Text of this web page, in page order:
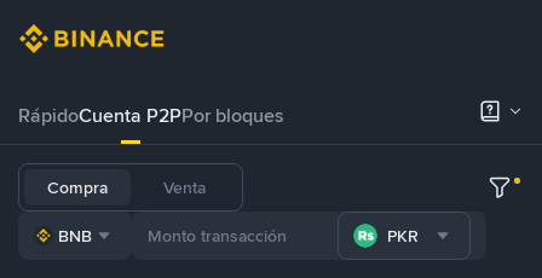
RápidoCuenta P2PPor bloques
Compra Venta
BNB PKR